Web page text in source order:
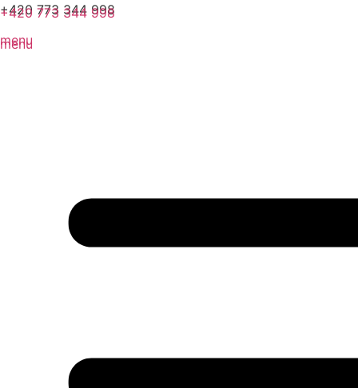
+420 773 344 998
menu
+420 773 344 998
menu